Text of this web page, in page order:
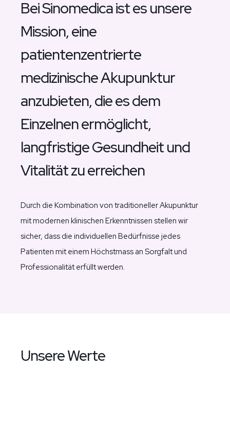
Bei Sinomedica ist es unsere
Mission, eine
patientenzentrierte
medizinische Akupunktur
anzubieten, die es dem
Einzelnen ermöglicht,
langfristige Gesundheit und
Vitalität zu erreichen
Durch die Kombination von traditioneller Akupunktur
mit modernen klinischen Erkenntnissen stellen wir
sicher, dass die individuellen Bedürfnisse jedes
Patienten mit einem Höchstmass an Sorgfalt und
Professionalität erfüllt werden.
Unsere Werte